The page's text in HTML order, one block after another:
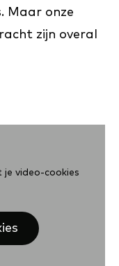
Maar onze
zijn overal
je video-cookies